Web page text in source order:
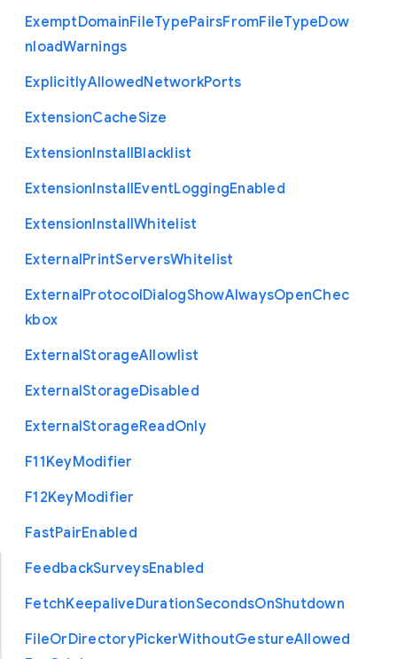
ExemptDomainFileTypePairsFromFileTypeDow
nloadWarnings
ExplicitlyAllowedNetworkPorts
ExtensionCacheSize
ExtensionInstallBlacklist
ExtensionInstallEventLoggingEnabled
ExtensionInstallWhitelist
ExternalPrintServersWhitelist
ExternalProtocolDialogShowAlwaysOpenChec
kbox
ExternalStorageAllowlist
ExternalStorageDisabled
ExternalStorageReadOnly
F11KeyModifier
F12KeyModifier
FastPairEnabled
FeedbackSurveysEnabled
FetchKeepaliveDurationSecondsOnShutdown
FileOrDirectoryPickerWithoutGestureAllowed